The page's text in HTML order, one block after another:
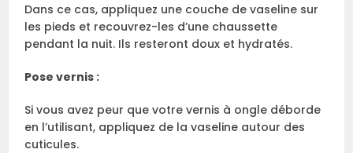
Dans ce cas, appliquez une couche de vaseline sur
les pieds et recouvrez-les d’une chaussette
pendant la nuit. Ils resteront doux et hydratés.
Pose vernis :
Si vous avez peur que votre vernis à ongle déborde
en l’utilisant, appliquez de la vaseline autour des
cuticules.